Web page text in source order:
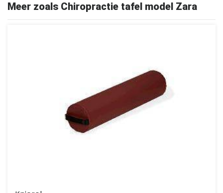
Meer zoals Chiropractie tafel model Zara